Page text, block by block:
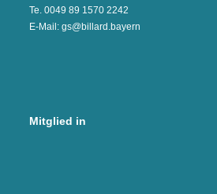
Te. 0049 89 1570 2242
E-Mail: gs@billard.bayern
Mitglied in